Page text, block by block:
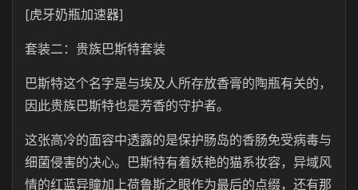
[虎牙奶瓶加速器]
套装二：贵族巴斯特套装
巴斯特这个名字是与埃及人所存放香膏的陶瓶有关的，
因此贵族巴斯特也是芳香的守护者。
这张高冷的面容中透露的是保护肠岛的香肠免受病毒与
细菌侵害的决心。巴斯特有着妖艳的猫系妆容，异域风
情的红蓝异瞳加上荷鲁斯之眼作为最后的点缀，还有那